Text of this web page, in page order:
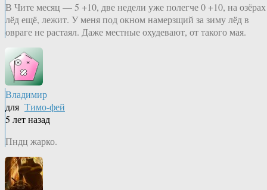
В Чите месяц — 5 +10, две недели уже полегче 0 +10, на озёрах
лёд ещё, лежит. У меня под окном намерзщий за зиму лёд в
овраге не растаял. Даже местные охудевают, от такого мая.
Владимир
для Тимо-фей
5 лет назад
Пндц жарко.